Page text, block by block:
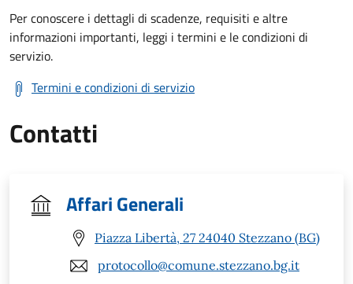
Per conoscere i dettagli di scadenze, requisiti e altre
informazioni importanti, leggi i termini e le condizioni di
servizio.
Termini e condizioni di servizio
Contatti
Affari Generali
Piazza Libertà, 27 24040 Stezzano (BG)
protocollo@comune.stezzano.bg.it